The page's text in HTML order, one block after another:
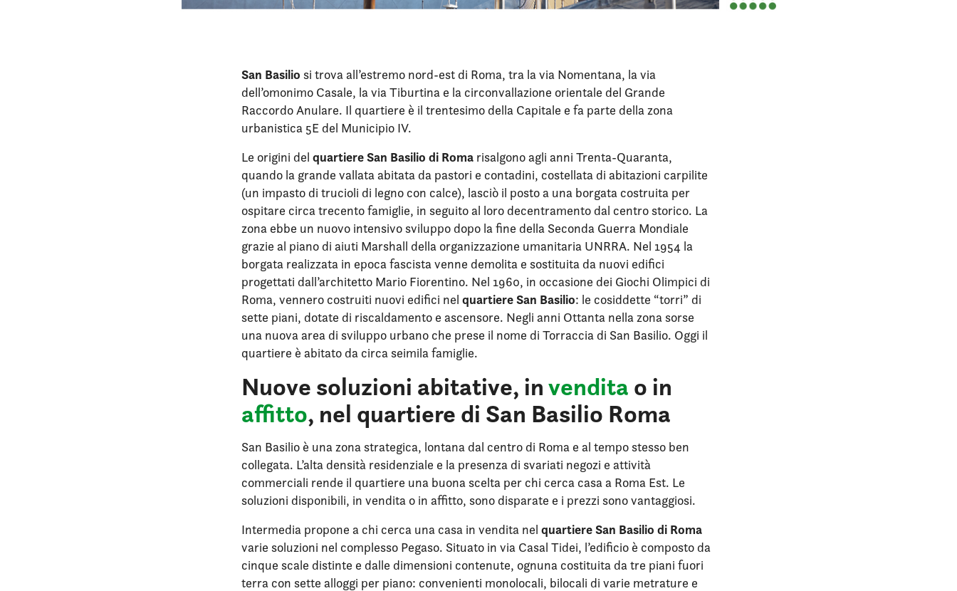
San Basilio si trova all’estremo nord-est di Roma, tra la via Nomentana, la via
dell’omonimo Casale, la via Tiburtina e la circonvallazione orientale del Grande
Raccordo Anulare. Il quartiere è il trentesimo della Capitale e fa parte della zona
urbanistica 5E del Municipio IV.
Le origini del quartiere San Basilio di Roma risalgono agli anni Trenta-Quaranta,
quando la grande vallata abitata da pastori e contadini, costellata di abitazioni carpilite
(un impasto di trucioli di legno con calce), lasciò il posto a una borgata costruita per
ospitare circa trecento famiglie, in seguito al loro decentramento dal centro storico. La
zona ebbe un nuovo intensivo sviluppo dopo la fine della Seconda Guerra Mondiale
grazie al piano di aiuti Marshall della organizzazione umanitaria UNRRA. Nel 1954 la
borgata realizzata in epoca fascista venne demolita e sostituita da nuovi edifici
progettati dall’architetto Mario Fiorentino. Nel 1960, in occasione dei Giochi Olimpici di
Roma, vennero costruiti nuovi edifici nel quartiere San Basilio: le cosiddette “torri” di
sette piani, dotate di riscaldamento e ascensore. Negli anni Ottanta nella zona sorse
una nuova area di sviluppo urbano che prese il nome di Torraccia di San Basilio. Oggi il
quartiere è abitato da circa seimila famiglie.
Nuove soluzioni abitative, invendita o in
affitto, nel quartiere di San Basilio Roma
San Basilio è una zona strategica, lontana dal centro di Roma e al tempo stesso ben
collegata. L’alta densità residenziale e la presenza di svariati negozi e attività
commerciali rende il quartiere una buona scelta per chi cerca casa a Roma Est. Le
soluzioni disponibili, in vendita o in affitto, sono disparate e i prezzi sono vantaggiosi.
Intermedia propone a chi cerca una casa in vendita nel quartiere San Basilio di Roma
varie soluzioni nel complesso Pegaso. Situato in via Casal Tidei, l’edificio è composto da
cinque scale distinte e dalle dimensioni contenute, ognuna costituita da tre piani fuori
terra con sette alloggi per piano: convenienti monolocali, bilocali di varie metrature e